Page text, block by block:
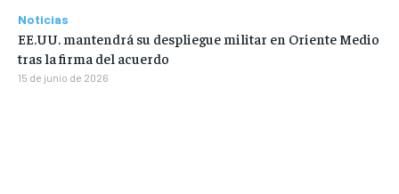
Noticias
EE.UU. mantendrá su despliegue militar en Oriente Medio
tras la firma del acuerdo
15 de junio de 2026